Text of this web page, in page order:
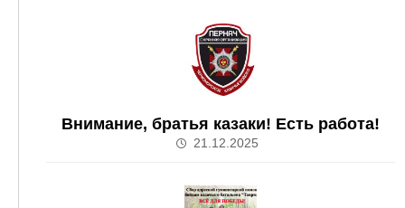
Внимание, братья казаки! Есть работа!
21.12.2025